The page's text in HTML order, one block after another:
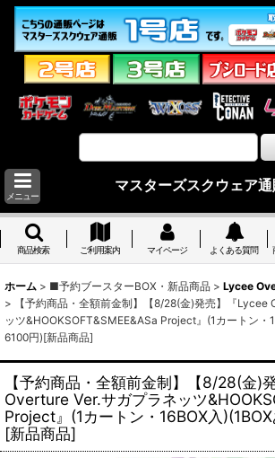
メニュー
マスターズスクウェア通
商品検索 ご利用案内 マイページ よくある質問
ホーム > ■予約ブースターBOX・新品商品 > Lycee
>
【予約商品・全額前金制】【8/28(金)発売】『Lycee
ッツ&HOOKSOFT&SMEE&ASa Project』(1カートン・
6100円)[新品商品]
【予約商品・全額前金制】【8/28(金)
Overture Ver.サガプラネッツ
Project』(1カートン・16BOX入
[新品商品]